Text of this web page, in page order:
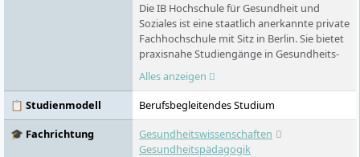
Die IB Hochschule für Gesundheit und
Soziales ist eine staatlich anerkannte private
Fachhochschule mit Sitz in Berlin. Sie bietet
praxisnahe Studiengänge in Gesundheits-
und Sozialwissenschaften an, darunter
Psychologie, Digital Health und
Gesundheitspädagogik. Mit Standorten in
fünf deutschen Städten und einem
innovativen Lehrkonzept verbindet sie
akademische Exzellenz mit
Alles anzeigen
📋 Studienmodell
Berufsbegleitendes Studium
🎓 Fachrichtung
Gesundheitswissenschaften
Gesundheitspädagogik